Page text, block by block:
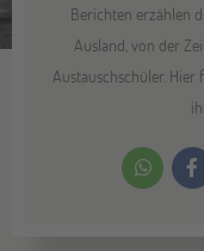
Berichten erzählen
Ausland, von der
Austauschschüler.